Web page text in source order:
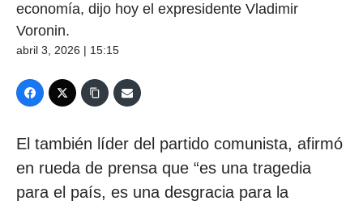
economía, dijo hoy el expresidente Vladimir
Voronin.
abril 3, 2026 | 15:15
El también líder del partido comunista, afirmó
en rueda de prensa que “es una tragedia
para el país, es una desgracia para la